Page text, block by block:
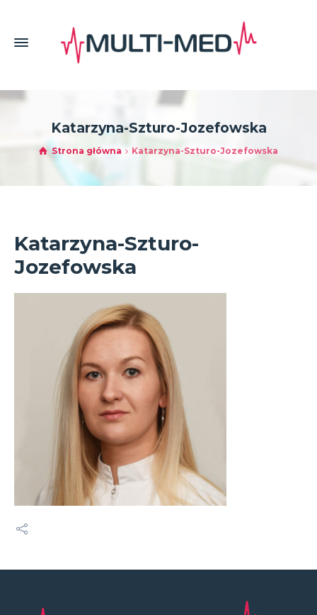
Katarzyna-Szturo-Jozefowska
Strona główna Katarzyna-Szturo-Jozefowska
Katarzyna-Szturo-
Jozefowska